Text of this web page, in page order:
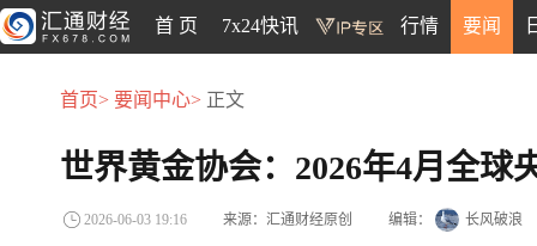
首 页 7x24快讯 行情 要闻
首页> 要闻中心> 正文
世界黄金协会：2026年4月全球
2026-06-03 19:16 来源：汇通财经原创 编辑： 长风破浪